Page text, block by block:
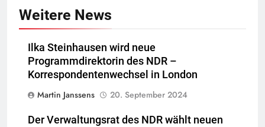
Weitere News
Ilka Steinhausen wird neue
Programmdirektorin des NDR –
Korrespondentenwechsel in London
Martin Janssens
20. September 2024
Der Verwaltungsrat des NDR wählt neuen